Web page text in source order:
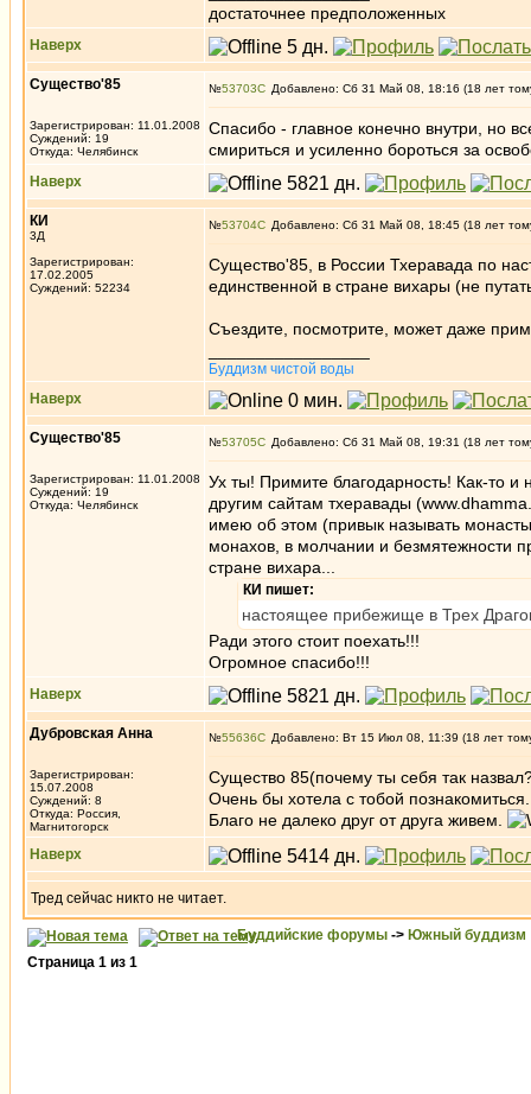
достаточнее предположенных
Наверх
Существо'85
Зарегистрирован: 11.01.2008
Суждений: 19
Откуда: Челябинск
№53703 Добавлено: Сб 31 Май 08, 18:16 (18 лет
Спасибо - главное конечно внутри, но
смириться и усиленно бороться за
Наверх
КИ
3Д
Зарегистрирован:
17.02.2005
Суждений: 52234
№53704 Добавлено: Сб 31 Май 08, 18:45 (18 лет
Существо'85, в России Тхеравада по
единственной в стране вихары (не
Съездите, посмотрите, может даже
Буддизм чистой воды
Наверх
Существо'85
Зарегистрирован: 11.01.2008
Суждений: 19
Откуда: Челябинск
№53705 Добавлено: Сб 31 Май 08, 19:31 (18 лет
Ух ты! Примите благодарность! Как-то
другим сайтам тхеравады
имею об этом (привык называть
монахов, в молчании и безмятежности
стране вихара...
КИ пишет:
настоящее прибежище в Трех
Ради этого стоит поехать!!!
Огромное спасибо!!!
Наверх
Дубровская Анна
Зарегистрирован:
15.07.2008
Суждений: 8
Откуда: Россия,
Магнитогорск
№55636 Добавлено: Вт 15 Июл 08, 11:39 (18 лет
Существо 85(почему ты себя так
Очень бы хотела с тобой
Благо не далеко друг от друга живем.
Наверх
Тред сейчас никто не читает.
Буддийские форумы -> Южный буддизм
Страница 1 из 1